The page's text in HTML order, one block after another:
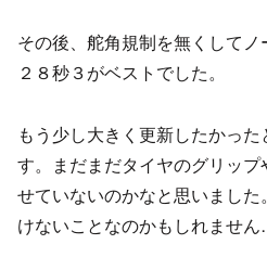
その後、舵角規制を無くしてノ
２８秒３がベストでした。
もう少し大きく更新したかっ
す。まだまだタイヤのグリッ
せていないのかなと思いまし
けないことなのかもしれませ